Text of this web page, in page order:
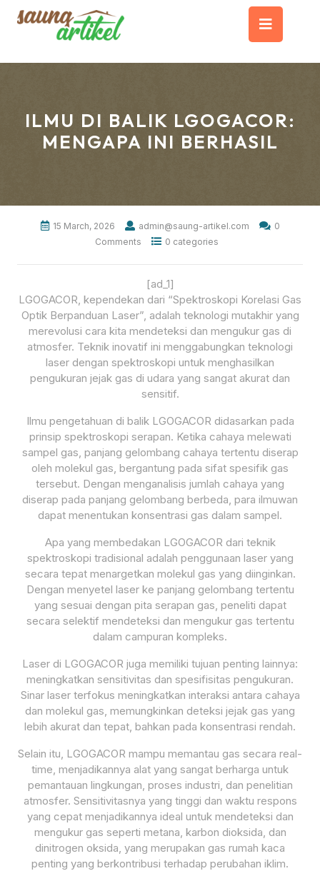
ILMU DI BALIK LGOGACOR:
MENGAPA INI BERHASIL
15 March, 2026 admin@saung-artikel.com
0
Comments
0 categories
[ad_1]
LGOGACOR, kependekan dari “Spektroskopi Korelasi Gas
Optik Berpanduan Laser”, adalah teknologi mutakhir yang
merevolusi cara kita mendeteksi dan mengukur gas di
atmosfer. Teknik inovatif ini menggabungkan teknologi
laser dengan spektroskopi untuk menghasilkan
pengukuran jejak gas di udara yang sangat akurat dan
sensitif.
Ilmu pengetahuan di balik LGOGACOR didasarkan pada
prinsip spektroskopi serapan. Ketika cahaya melewati
sampel gas, panjang gelombang cahaya tertentu diserap
oleh molekul gas, bergantung pada sifat spesifik gas
tersebut. Dengan menganalisis jumlah cahaya yang
diserap pada panjang gelombang berbeda, para ilmuwan
dapat menentukan konsentrasi gas dalam sampel.
Apa yang membedakan LGOGACOR dari teknik
spektroskopi tradisional adalah penggunaan laser yang
secara tepat menargetkan molekul gas yang diinginkan.
Dengan menyetel laser ke panjang gelombang tertentu
yang sesuai dengan pita serapan gas, peneliti dapat
secara selektif mendeteksi dan mengukur gas tertentu
dalam campuran kompleks.
Laser di LGOGACOR juga memiliki tujuan penting lainnya:
meningkatkan sensitivitas dan spesifisitas pengukuran.
Sinar laser terfokus meningkatkan interaksi antara cahaya
dan molekul gas, memungkinkan deteksi jejak gas yang
lebih akurat dan tepat, bahkan pada konsentrasi rendah.
Selain itu, LGOGACOR mampu memantau gas secara real-
time, menjadikannya alat yang sangat berharga untuk
pemantauan lingkungan, proses industri, dan penelitian
atmosfer. Sensitivitasnya yang tinggi dan waktu respons
yang cepat menjadikannya ideal untuk mendeteksi dan
mengukur gas seperti metana, karbon dioksida, dan
dinitrogen oksida, yang merupakan gas rumah kaca
penting yang berkontribusi terhadap perubahan iklim.